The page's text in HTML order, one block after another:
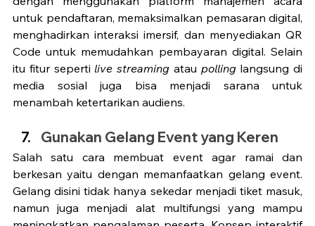
untuk pendaftaran, memaksimalkan pemasaran digital,
menghadirkan interaksi imersif, dan menyediakan QR
Code untuk memudahkan pembayaran digital. Selain
itu fitur seperti live streaming atau polling langsung di
media sosial juga bisa menjadi sarana untuk
menambah ketertarikan audiens.
Gunakan Gelang Event yang Keren
Salah satu cara membuat event agar ramai dan
berkesan yaitu dengan memanfaatkan gelang event.
Gelang disini tidak hanya sekedar menjadi tiket masuk,
namun juga menjadi alat multifungsi yang mampu